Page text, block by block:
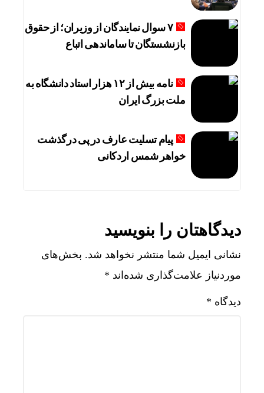
۷ سوال نمایندگان از وزیران؛ از حقوق
بازنشستگان تا ساماندهی اتباع
نامه بیش از ۱۲ هزار استاد دانشگاه به
ملت بزرگ ایران
پیام تسلیت عارف در پی درگذشت
خواهر شمس اردکانی
دیدگاهتان را بنویسید
نشانی ایمیل شما منتشر نخواهد شد. بخش‌های
موردنیاز علامت‌گذاری شده‌اند *
دیدگاه *